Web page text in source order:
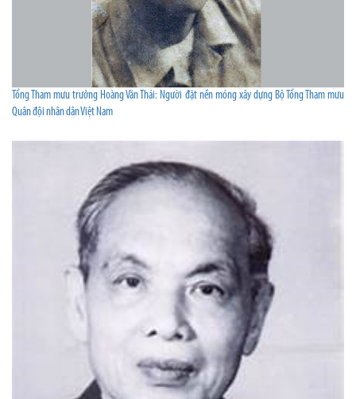
Tổng Tham mưu trưởng Hoàng Văn Thái: Người đặt nền móng xây dựng Bộ Tổng Tham mưu
Quân đội nhân dân Việt Nam